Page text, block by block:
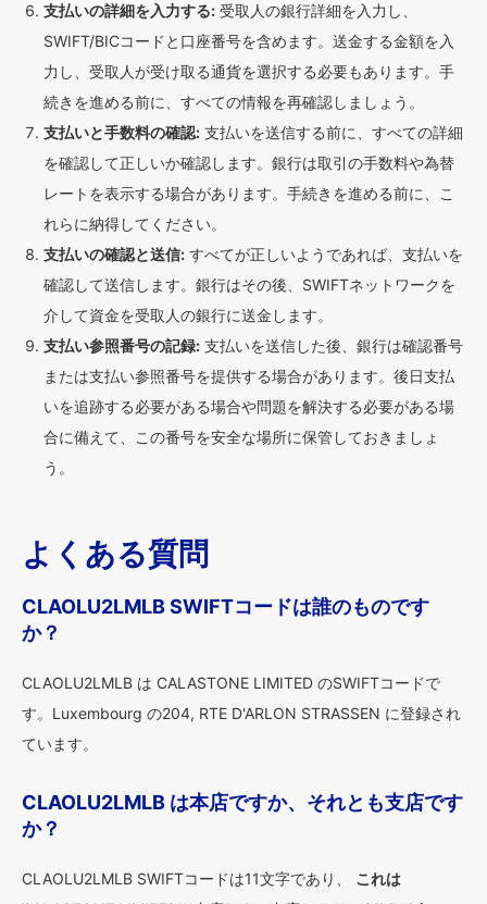
支払いの詳細を入力する: 受取人の銀行詳細を入力し、
SWIFT/BICコードと口座番号を含めます。送金する金額を入
力し、受取人が受け取る通貨を選択する必要もあります。手
続きを進める前に、すべての情報を再確認しましょう。
支払いと手数料の確認: 支払いを送信する前に、すべての詳細
を確認して正しいか確認します。銀行は取引の手数料や為替
レートを表示する場合があります。手続きを進める前に、こ
れらに納得してください。
支払いの確認と送信: すべてが正しいようであれば、支払いを
確認して送信します。銀行はその後、SWIFTネットワークを
介して資金を受取人の銀行に送金します。
支払い参照番号の記録: 支払いを送信した後、銀行は確認番号
または支払い参照番号を提供する場合があります。後日支払
いを追跡する必要がある場合や問題を解決する必要がある場
合に備えて、この番号を安全な場所に保管しておきましょ
う。
よくある質問
CLAOLU2LMLB SWIFTコードは誰のものです
か？
CLAOLU2LMLB は CALASTONE LIMITED のSWIFTコードで
す。Luxembourg の204, RTE D'ARLON STRASSEN に登録され
ています。
CLAOLU2LMLB は本店ですか、それとも支店です
か？
CLAOLU2LMLB SWIFTコードは11文字であり、 これは